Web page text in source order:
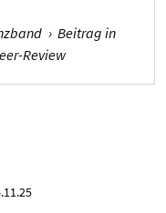
› Beitrag in
Review